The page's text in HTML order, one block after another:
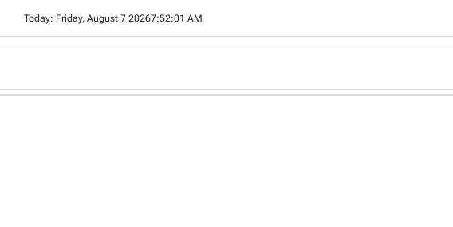
content
Today: Friday, August 7 20267:52:03 AM